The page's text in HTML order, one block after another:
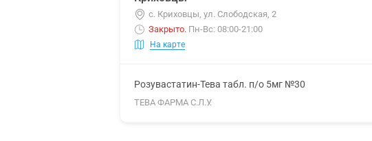
с. Криховцы, ул. Слободская, 2
Закрыто. Пн-Вс: 08:00-21:00
На карте
Розувастатин-Тева табл. п/о 5мг №30
ТЕВА ФАРМА С.Л.У.